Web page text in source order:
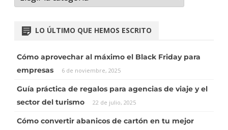
LO ÚLTIMO QUE HEMOS ESCRITO
Cómo aprovechar al máximo el Black Friday para
empresas
6 de noviembre, 2025
Guía práctica de regalos para agencias de viaje y el
sector del turismo
22 de julio, 2025
Cómo convertir abanicos de cartón en tu mejor
Ángela (Asistente virtual)
hoy?
Envíanos un mensaje
Normalmente respondemos en menos de un minuto.